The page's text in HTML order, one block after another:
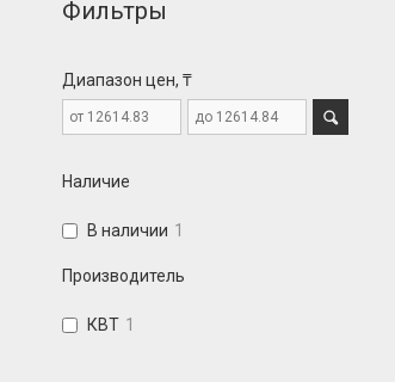
Фильтры
Диапазон цен, ₸
Наличие
В наличии 1
Производитель
КВТ 1